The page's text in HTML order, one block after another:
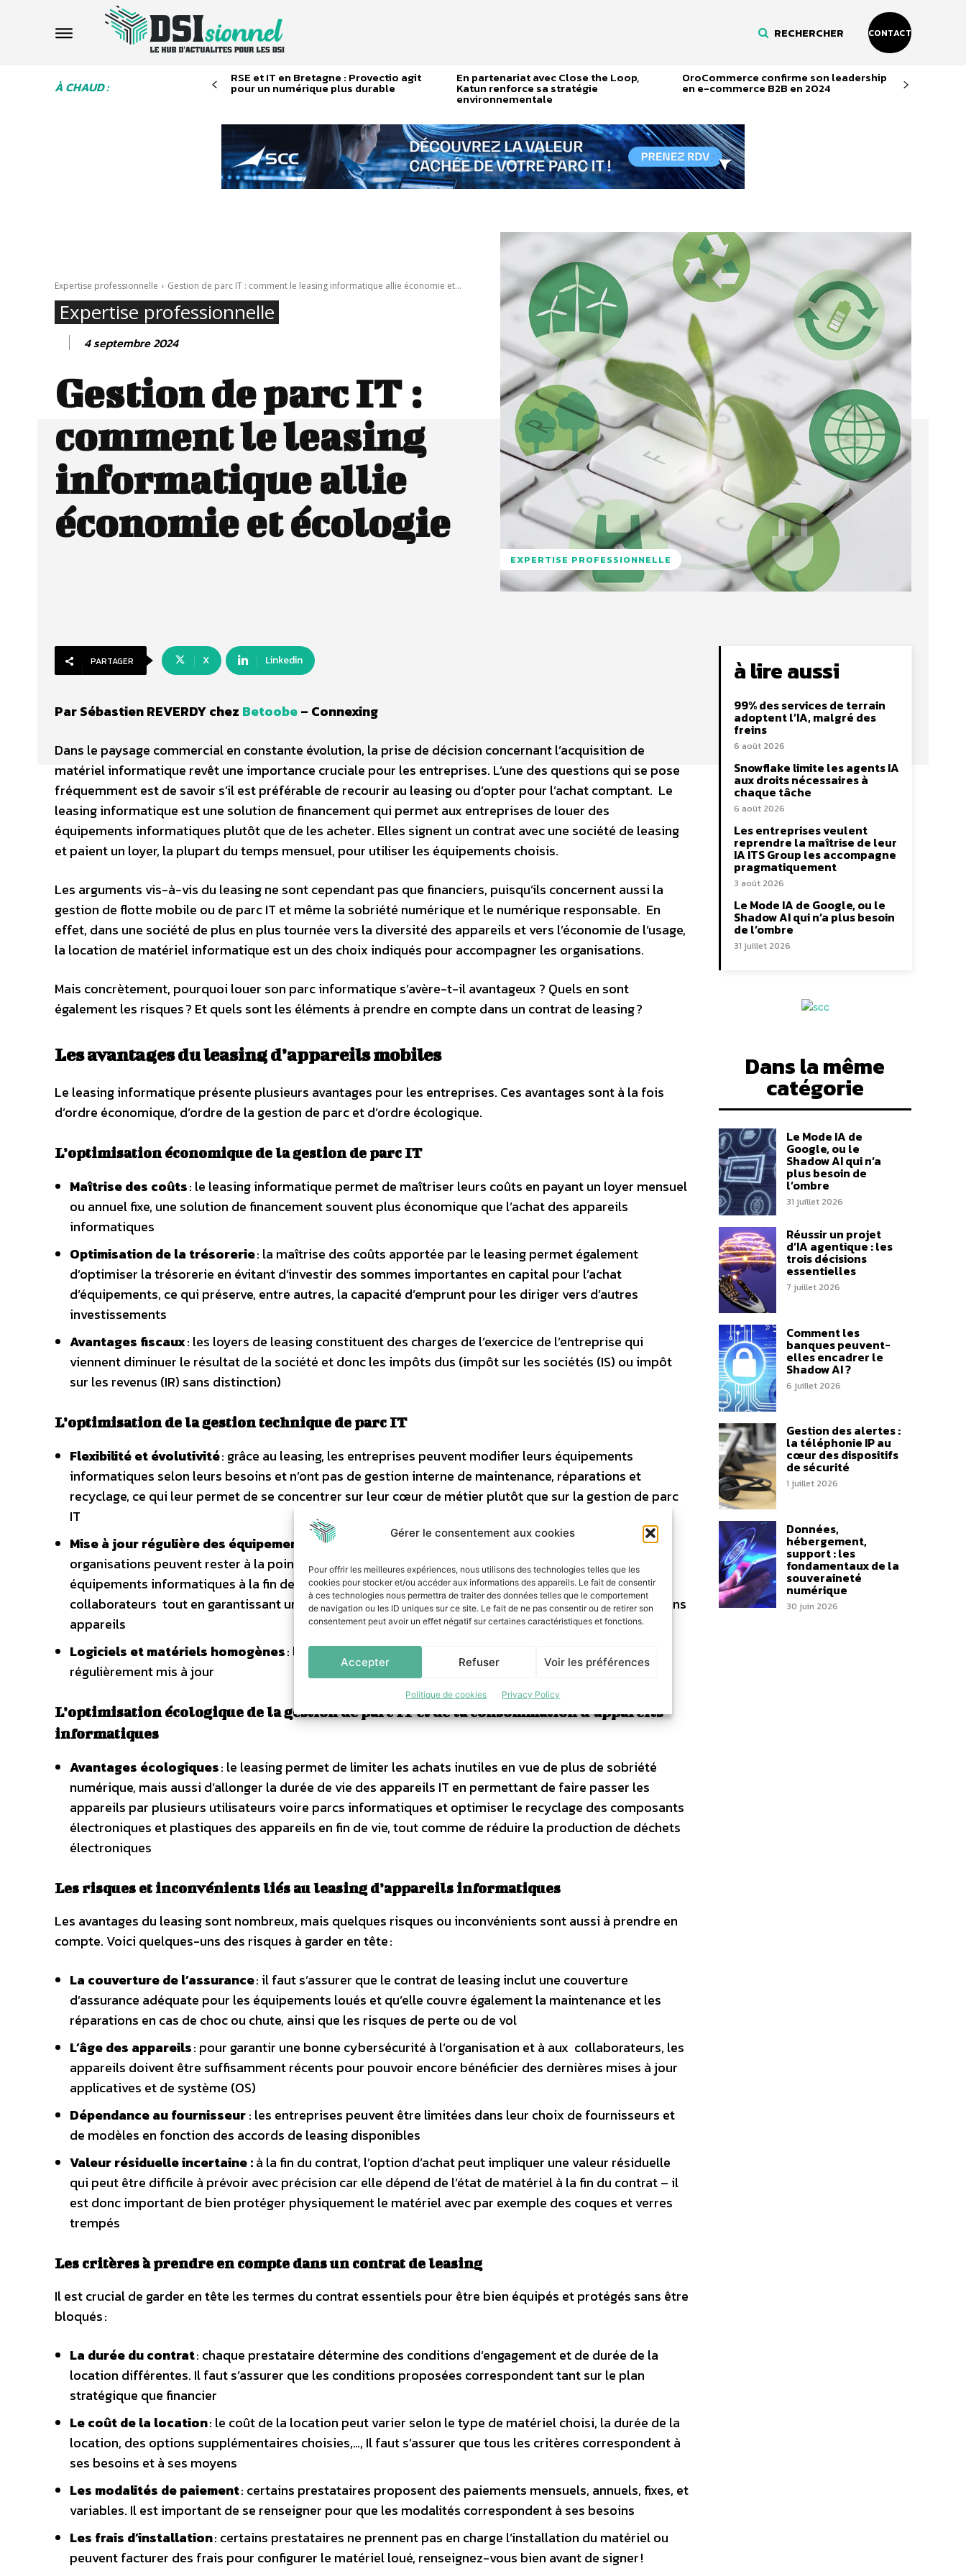
Gérer le consentement aux cookies
Pour offrir les meilleures expériences, nous utilisons des technologies telles que les
cookies pour stocker et/ou accéder aux informations des appareils. Le fait de consentir
à ces technologies nous permettra de traiter des données telles que le comportement
de navigation ou les ID uniques sur ce site. Le fait de ne pas consentir ou de retirer son
consentement peut avoir un effet négatif sur certaines caractéristiques et fonctions.
Accepter Refuser Voir les préférences
Politique de cookies Privacy Policy
RECHERCHER CONTACT
À CHAUD :
RSE et IT en Bretagne : Provectio agit
pour un numérique plus durable
En partenariat avec Close the Loop,
Katun renforce sa stratégie
environnementale
OroCommerce confirme son leadership
en e-commerce B2B en 2024
Expertise professionnelle Gestion de parc IT : comment le leasing informatique allie économie et...
Expertise professionnelle
4 septembre 2024
Gestion de parc IT :
comment le leasing
informatique allie
économie et écologie
EXPERTISE PROFESSIONNELLE
PARTAGER X Linkedin
Par Sébastien REVERDY chez Betoobe– Connexing
Dans le paysage commercial en constante évolution, la prise de décision concernant l’acquisition de
matériel informatique revêt une importance cruciale pour les entreprises. L’une des questions qui se pose
fréquemment est de savoir s’il est préférable de recourir au leasing ou d’opter pour l’achat comptant. Le
leasing informatique est une solution de financement qui permet aux entreprises de louer des
équipements informatiques plutôt que de les acheter. Elles signent un contrat avec une société de leasing
et paient un loyer, la plupart du temps mensuel, pour utiliser les équipements choisis.
Les arguments vis-à-vis du leasing ne sont cependant pas que financiers, puisqu’ils concernent aussi la
gestion de flotte mobile ou de parc IT et même la sobriété numérique et le numérique responsable. En
effet, dans une société de plus en plus tournée vers la diversité des appareils et vers l’économie de l’usage,
la location de matériel informatique est un des choix indiqués pour accompagner les organisations.
Mais concrètement, pourquoi louer son parc informatique s’avère-t-il avantageux ? Quels en sont
également les risques ? Et quels sont les éléments à prendre en compte dans un contrat de leasing ?
Les avantages du leasing d’appareils mobiles
Le leasing informatique présente plusieurs avantages pour les entreprises. Ces avantages sont à la fois
d’ordre économique, d’ordre de la gestion de parc et d’ordre écologique.
L’optimisation économique de la gestion de parc IT
Maîtrise des coûts: le leasing informatique permet de maîtriser leurs coûts en payant un loyer mensuel
ou annuel fixe, une solution de financement souvent plus économique que l’achat des appareils
informatiques
Optimisation de la trésorerie: la maîtrise des coûts apportée par le leasing permet également
d’optimiser la trésorerie en évitant d’investir des sommes importantes en capital pour l’achat
d’équipements, ce qui préserve, entre autres, la capacité d’emprunt pour les diriger vers d’autres
investissements
Avantages fiscaux: les loyers de leasing constituent des charges de l’exercice de l’entreprise qui
viennent diminuer le résultat de la société et donc les impôts dus (impôt sur les sociétés (IS) ou impôt
sur les revenus (IR) sans distinction)
L’optimisation de la gestion technique de parc IT
Flexibilité et évolutivité: grâce au leasing, les entreprises peuvent modifier leurs équipements
informatiques selon leurs besoins et n’ont pas de gestion interne de maintenance, réparations et
recyclage, ce qui leur permet de se concentrer sur leur cœur de métier plutôt que sur la gestion de parc
IT
Mise à jour régulière des équipements
et satisfaction collaborateurs
: grâce au leasing, les
organisations peuvent rester à la pointe de la technologie en bénéficiant d’une mise à jour des
équipements informatiques à la fin des contrats et fournir des appareils plus récents à leurs
collaborateurs tout en garantissant une valorisation de fin de vie ou la remise dans le circuit des anciens
appareils
Logiciels et matériels homogènes: le leasing permet aussi de bénéficier d’un parc homogène
régulièrement mis à jour
L’optimisation écologique de la gestion de parc IT et de la consommation d’appareils
informatiques
Avantages écologiques: le leasing permet de limiter les achats inutiles en vue de plus de sobriété
numérique, mais aussi d’allonger la durée de vie des appareils IT en permettant de faire passer les
appareils par plusieurs utilisateurs voire parcs informatiques et optimiser le recyclage des composants
électroniques et plastiques des appareils en fin de vie, tout comme de réduire la production de déchets
électroniques
Les risques et inconvénients liés au leasing d’appareils informatiques
Les avantages du leasing sont nombreux, mais quelques risques ou inconvénients sont aussi à prendre en
compte. Voici quelques-uns des risques à garder en tête :
La couverture de l’assurance: il faut s’assurer que le contrat de leasing inclut une couverture
d’assurance adéquate pour les équipements loués et qu’elle couvre également la maintenance et les
réparations en cas de choc ou chute, ainsi que les risques de perte ou de vol
L’âge des appareils: pour garantir une bonne cybersécurité à l’organisation et à aux collaborateurs, les
appareils doivent être suffisamment récents pour pouvoir encore bénéficier des dernières mises à jour
applicatives et de système (OS)
Dépendance au fournisseur: les entreprises peuvent être limitées dans leur choix de fournisseurs et
de modèles en fonction des accords de leasing disponibles
Valeur résiduelle incertaine :à la fin du contrat, l’option d’achat peut impliquer une valeur résiduelle
qui peut être difficile à prévoir avec précision car elle dépend de l’état de matériel à la fin du contrat – il
est donc important de bien protéger physiquement le matériel avec par exemple des coques et verres
trempés
Les critères à prendre en compte dans un contrat de leasing
Il est crucial de garder en tête les termes du contrat essentiels pour être bien équipés et protégés sans être
bloqués :
La durée du contrat: chaque prestataire détermine des conditions d’engagement et de durée de la
location différentes. Il faut s’assurer que les conditions proposées correspondent tant sur le plan
stratégique que financier
Le coût de la location: le coût de la location peut varier selon le type de matériel choisi, la durée de la
location, des options supplémentaires choisies,…, Il faut s’assurer que tous les critères correspondent à
ses besoins et à ses moyens
Les modalités de paiement: certains prestataires proposent des paiements mensuels, annuels, fixes, et
variables. Il est important de se renseigner pour que les modalités correspondent à ses besoins
Les frais d’installation: certains prestataires ne prennent pas en charge l’installation du matériel ou
peuvent facturer des frais pour configurer le matériel loué, renseignez-vous bien avant de signer !
à lire aussi
99% des services de terrain
adoptent l’IA, malgré des
freins
6 août 2026
Snowflake limite les agents IA
aux droits nécessaires à
chaque tâche
6 août 2026
Les entreprises veulent
reprendre la maîtrise de leur
IA ITS Group les accompagne
pragmatiquement
3 août 2026
Le Mode IA de Google, ou le
Shadow AI qui n’a plus besoin
de l’ombre
31 juillet 2026
Dans la même
catégorie
Le Mode IA de
Google, ou le
Shadow AI qui n’a
plus besoin de
l’ombre
31 juillet 2026
Réussir un projet
d’IA agentique : les
trois décisions
essentielles
7 juillet 2026
Comment les
banques peuvent-
elles encadrer le
Shadow AI ?
6 juillet 2026
Gestion des alertes :
la téléphonie IP au
cœur des dispositifs
de sécurité
1 juillet 2026
Données,
hébergement,
support : les
fondamentaux de la
souveraineté
numérique
30 juin 2026